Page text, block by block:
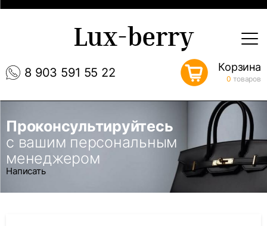
8 903 591 55 22
Lux-berry
Корзина
0 товаров
Проконсультируйтесь
с вашим персональным
менеджером
Написать